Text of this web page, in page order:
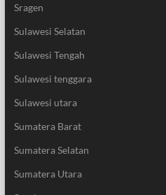
Sragen
Sulawesi Selatan
Sulawesi Tengah
Sulawesi tenggara
Sulawesi utara
Sumatera Barat
Sumatera Selatan
Sumatera Utara